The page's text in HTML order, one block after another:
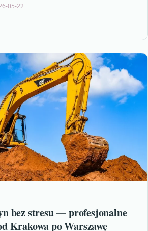
05-22
bez stresu — profesjonalne
Krakowa po Warszawę